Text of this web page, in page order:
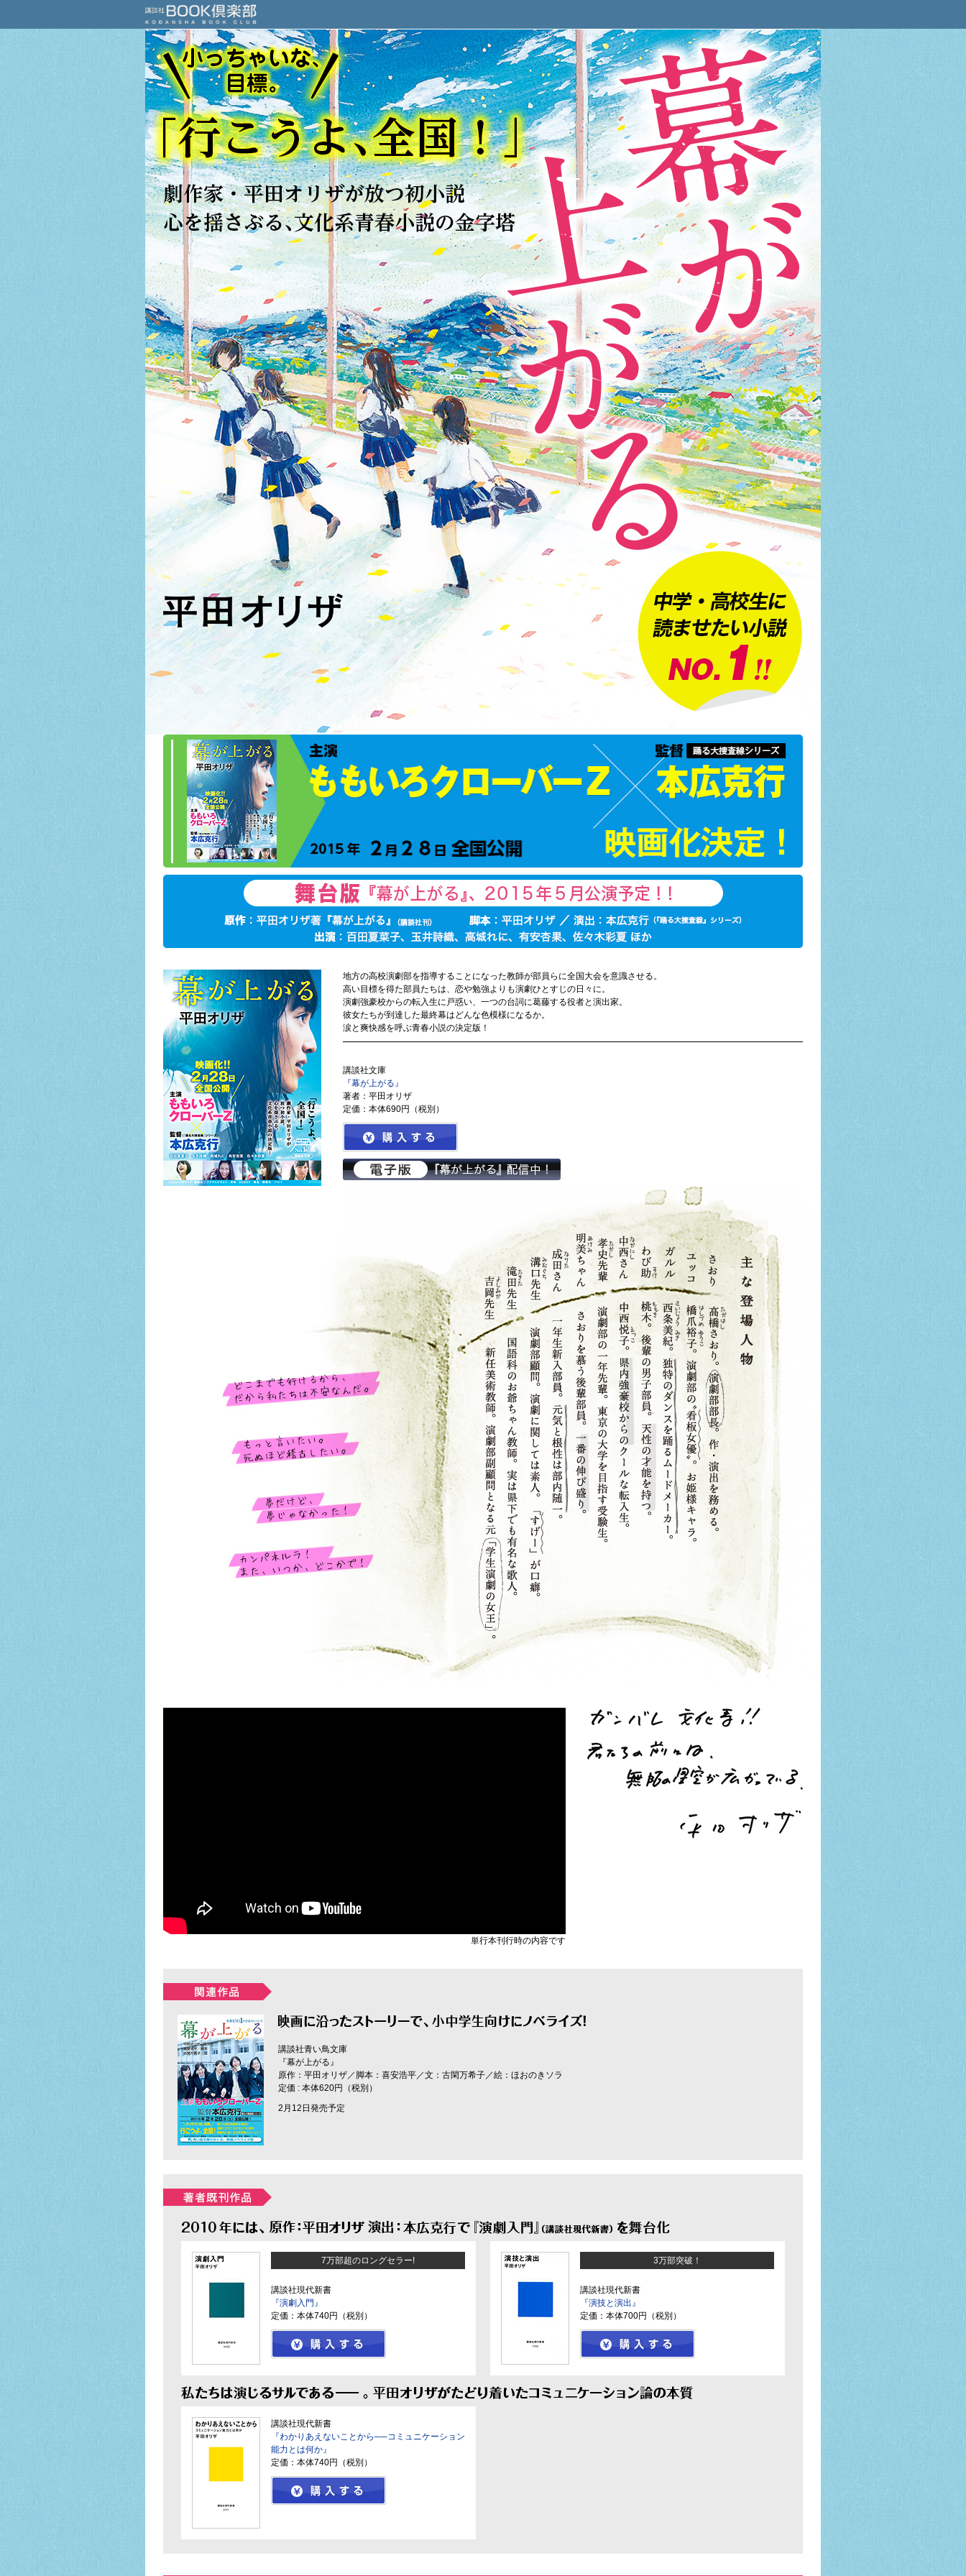
小っちゃいな、目標。「行こうよ、
中学・高校生に読ませたい小説ＮＯ
地方の高校演劇部を指導することになった教師が部員らに全国大会を意識させる。
高い目標を得た部員たちは、恋や勉強よりも演劇ひとすじの日々に。
演劇強豪校からの転入生に戸惑い、一つの台詞に葛藤する役者と演出家。
彼女たちが到達した最終幕はどんな色模様になるか。
涙と爽快感を呼ぶ青春小説の決定版！
講談社文庫
『幕が上がる』
著者：平田オリザ
定価：本体690円（税別）
主な登場人物
さおり、ユッコ、ガルル、わび助
どこまでも行けるから、だから私た
もっと言いたい。死ぬほど稽古した
単行本刊行時の内容です
講談社青い鳥文庫
『幕が上がる』
原作：平田オリザ／脚本：喜安浩平／文：古閑万希子／絵：ほおのきソラ
定価 : 本体620円（税別）
2月12日発売予定
7万部超のロングセラー!
講談社現代新書
『演劇入門』
定価：本体740円（税別）
3万部突破！
講談社現代新書
『演技と演出』
定価：本体700円（税別）
講談社現代新書
『わかりあえないことから──コミュニケーション
能力とは何か』
定価：本体740円（税別）